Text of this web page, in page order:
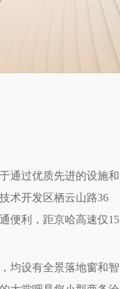
通过优质先进的设施和
术开发区栖云山路36
便利，距京哈高速仅15
均设有全景落地窗和智